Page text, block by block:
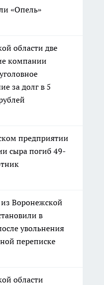
«Опель»
области две
компании
за долг в 5
предприятии
сыра погиб 49-
Воронежской
в
увольнения
переписке
области